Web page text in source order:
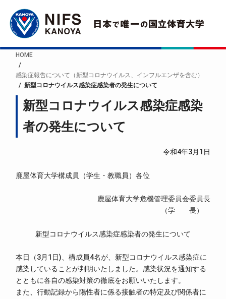
HOME
感染症報告について（新型コロナウイルス、インフルエンザを含む）
新型コロナウイルス感染症感染者の発生について
新型コロナウイルス感染症感染
者の発生について
令和4年3月1日
鹿屋体育大学構成員（学生・教職員）各位
鹿屋体育大学危機管理委員会委員長
（学 長）
新型コロナウイルス感染症感染者の発生について
本日（3月1日)、構成員4名が、新型コロナウイルス感染症に
感染していることが判明いたしました。感染状況を通知する
とともに各自の感染対策の徹底をお願いいたします。
また、行動記録から陽性者に係る接触者の特定及び関係者に